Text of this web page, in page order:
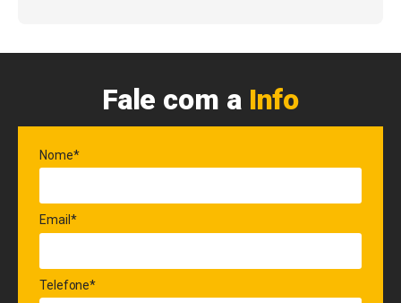
Fale com a Info
Nome*
Email*
Telefone*